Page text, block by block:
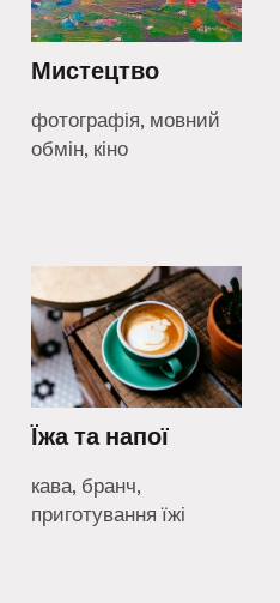
Мистецтво
фотографія, мовний
обмін, кіно
Їжа та напої
кава, бранч,
приготування їжі